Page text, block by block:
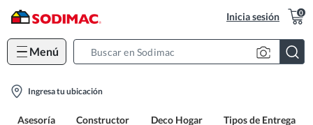
Inicia sesión 0
Menú
location-
Ingresa tu ubicación
Asesoría Constructor Deco Hogar Tipos de Entrega